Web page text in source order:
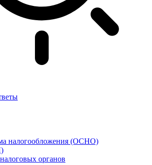
налогообложения (ОСНО)
органов